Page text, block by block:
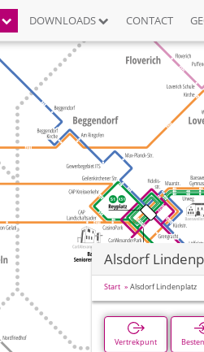
DOWNLOADS CONTACT
Alsdorf
Start Alsdorf Lindenplatz
Vertrekpunt